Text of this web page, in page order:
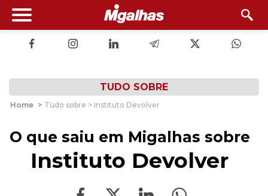
TUDO SOBRE
Home > Tudo sobre > Instituto Devolver
O que saiu em Migalhas sobre
Instituto Devolver